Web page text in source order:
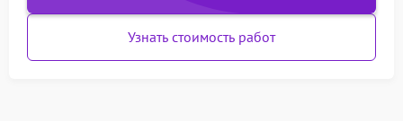
Узнать стоимость работ